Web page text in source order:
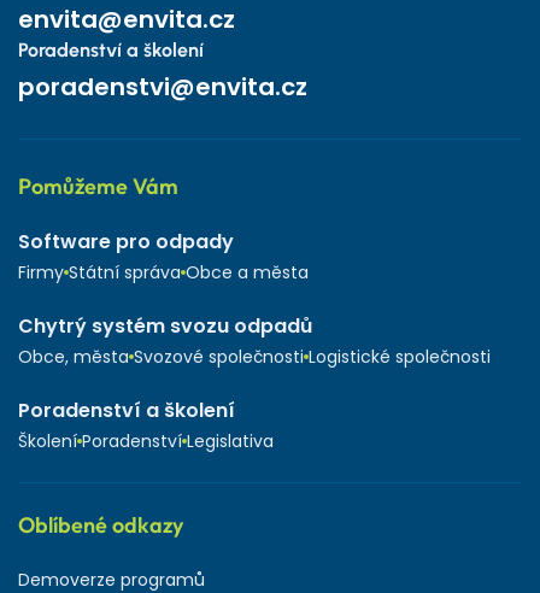
envita@envita.cz
Poradenství a školení
poradenstvi@envita.cz
Pomůžeme Vám
Software pro odpady
Firmy Státní správa Obce a města
Chytrý systém svozu odpadů
Obce, města Svozové společnosti Logistické společnosti
Poradenství a školení
Školení Poradenství Legislativa
Oblíbené odkazy
Demoverze programů